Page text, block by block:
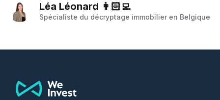
Léa Léonard 👩🏻‍💻
Spécialiste du décryptage immobilier en Belgique